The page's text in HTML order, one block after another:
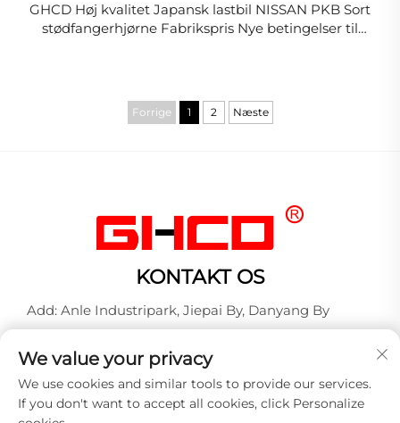
GHCD Høj kvalitet Japansk lastbil NISSAN PKB Sort
stødfangerhjørne Fabrikspris Nye betingelser til
Forrige 1 2 Næste
KONTAKT OS
Add: Anle Industripark, Jiepai By, Danyang By
WhatsApp: +86-17712827320
E-mail:[email protected]
We value your privacy
We use cookies and similar tools to provide our services.
If you don't want to accept all cookies, click Personalize